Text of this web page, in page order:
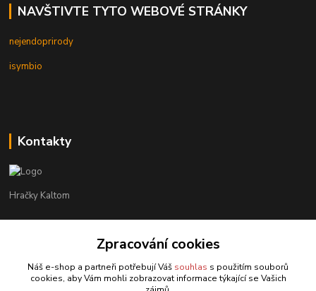
NAVŠTIVTE TYTO WEBOVÉ STRÁNKY
nejendoprirody
isymbio
Kontakty
Hračky Kaltom
+420 777 538 008
hrackykaltom@gmail.com
Zpracování cookies
Náš e-shop a partneři potřebují Váš souhlas s použitím souborů
cookies, aby Vám mohli zobrazovat informace týkající se Vašich